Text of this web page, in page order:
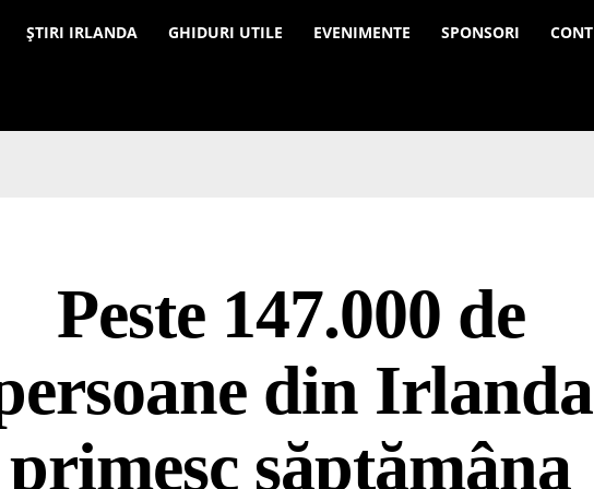
ȘTIRI IRLANDA GHIDURI UTILE EVENIMENTE SPONSORI CONT
Peste 147.000 de
din Irlanda
primesc săptămâna